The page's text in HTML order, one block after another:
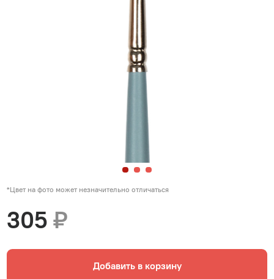
*Цвет на фото может незначительно отличаться
305₽
Добавить в корзину